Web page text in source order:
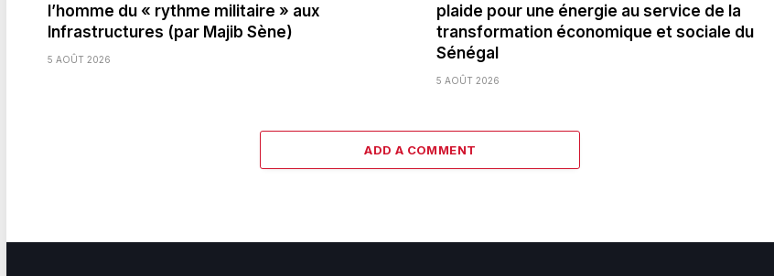
l’homme du « rythme militaire » aux
Infrastructures (par Majib Sène)
5 AOÛT 2026
plaide pour une énergie au service de la
transformation économique et sociale du
Sénégal
5 AOÛT 2026
ADD A COMMENT